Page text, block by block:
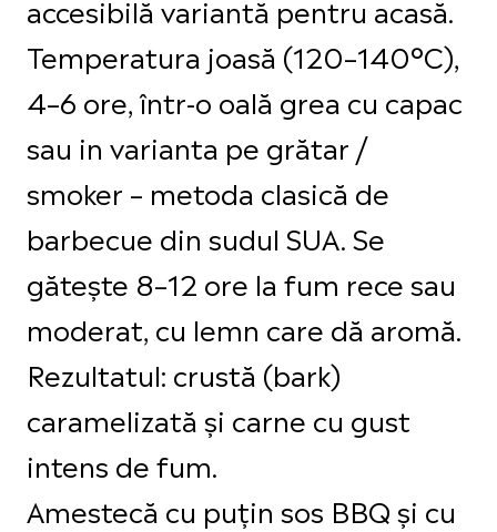
accesibilă variantă pentru acasă.
Temperatura joasă (120–140°C),
4–6 ore, într-o oală grea cu capac
sau in varianta pe grătar /
smoker – metoda clasică de
barbecue din sudul SUA. Se
gătește 8–12 ore la fum rece sau
moderat, cu lemn care dă aromă.
Rezultatul: crustă (bark)
caramelizată și carne cu gust
intens de fum.
Amestecă cu puțin sos BBQ și cu